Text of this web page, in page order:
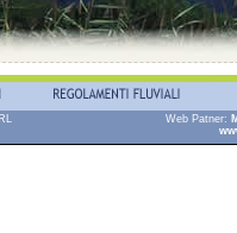
Web Patner: